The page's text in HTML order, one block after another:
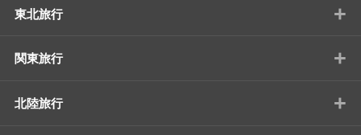
東北旅行 +
関東旅行 +
北陸旅行 +